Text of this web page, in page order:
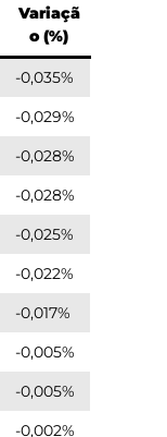
Variaçã
o (%)
-0,035%
-0,029%
-0,028%
-0,028%
-0,025%
-0,022%
-0,017%
-0,005%
-0,005%
-0,002%